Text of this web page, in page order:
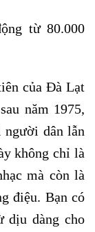
từ 80.000
của Đà Lạt
năm 1975,
dân lẫn
không chỉ là
mà còn là
điệu. Bạn có
dịu dàng cho